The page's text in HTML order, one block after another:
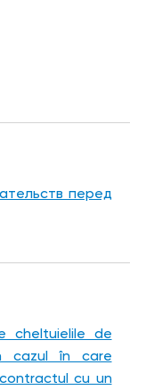
перед
cheltuielile de
cazul în care
cu un